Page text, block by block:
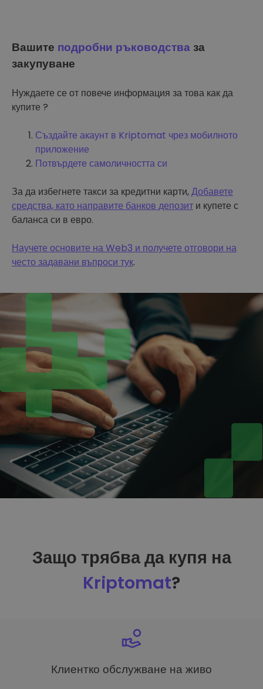
Вашите подробни ръководстваза
закупуване
Нуждаете се от повече информация за това как да
купите ?
Създайте акаунт в Kriptomat чрез мобилното
приложение
Потвърдете самоличността си
За да избегнете такси за кредитни карти,Добавете
средства, като направите банков депозит и купете с
баланса си в евро.
Научете основите на Web3 и получете отговори на
често задавани въпроси тук.
Защо трябва да купя на
Kriptomat?
Клиентко обслужване на живо